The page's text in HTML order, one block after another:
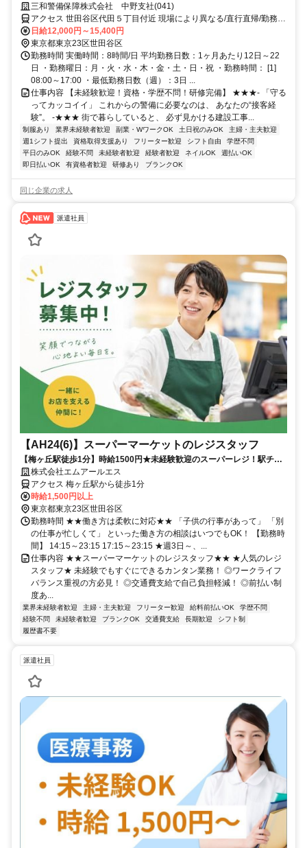
ます！
三和警備保障株式会社 中野支社(041)
アクセス 世田谷区代田５丁目付近 現場により異なる/直行直帰/勤務地
相談可 ■電話面接■来社不要■即日勤務
日給12,000円～15,400円
東京都東京23区世田谷区
勤務時間 実働時間：8時間/日 平均勤務日数：1ヶ月あたり12日～22
日 ・勤務曜日：月・火・水・木・金・土・日・祝 ・勤務時間： [1]
08:00～17:00 ・最低勤務日数（週）：3日 ...
仕事内容 【未経験歓迎！資格・学歴不問！研修完備】 ★★★- 「守る
ってカッコイイ」 これからの警備に必要なのは、 あなたの“接客経
験”。 -★★★ 街で暮らしていると、 必ず見かける建設工事...
制服あり 業界未経験者歓迎 副業・WワークOK 土日祝のみOK
主婦・主夫歓迎
週1シフト提出
資格取得支援あり フリーター歓迎 シフト自由
学歴不問
平日のみOK
経験不問 未経験者歓迎 経験者歓迎 ネイルOK
週払いOK
即日払いOK
有資格者歓迎 研修あり ブランクOK
同じ企業の求人
派遣社員
【AH24(6)】スーパーマーケットのレジスタッフ
【梅ヶ丘駅徒歩1分】時給1500円★未経験歓迎のスーパーレジ！駅チカ
通勤ラクラク＆高収入♪
株式会社エムアールエス
アクセス 梅ヶ丘駅から徒歩1分
時給1,500円以上
東京都東京23区世田谷区
勤務時間 ★★働き方は柔軟に対応★★ 「子供の行事があって」 「別
の仕事が忙しくて」 といった働き方の相談はいつでもOK！ 【勤務時
間】 14:15～23:15 17:15～23:15 ★週3日～、...
仕事内容 ★★スーパーマーケットのレジスタッフ★★ ★人気のレジ
スタッフ★ 未経験でもすぐにできるカンタン業務！ ◎ワークライフ
バランス重視の方必見！ ◎交通費支給で自己負担軽減！ ◎前払い制
度あ...
業界未経験者歓迎 主婦・主夫歓迎 フリーター歓迎 給料前払いOK
学歴不問
経験不問
未経験者歓迎 ブランクOK 交通費支給 長期歓迎
シフト制
履歴書不要
派遣社員